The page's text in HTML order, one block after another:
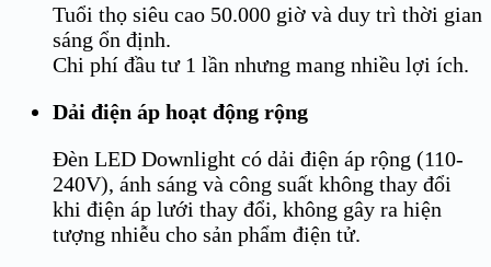
Tuổi thọ siêu cao 50.000 giờ và duy trì thời gian
sáng ổn định.
Chi phí đầu tư 1 lần nhưng mang nhiều lợi ích.
Dải điện áp hoạt động rộng
Đèn LED Downlight có dải điện áp rộng (110-
240V), ánh sáng và công suất không thay đổi
khi điện áp lưới thay đổi, không gây ra hiện
tượng nhiễu cho sản phẩm điện tử.